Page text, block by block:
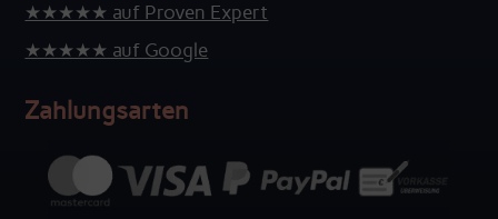
★★★★★ auf Proven Expert
★★★★★ auf Google
Zahlungsarten